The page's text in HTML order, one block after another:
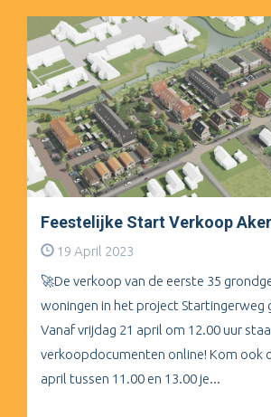
Feestelijke Start Verkoop
19 April 2023
🚀De verkoop van de eerste 35
woningen in het project Startingerweg
Vanaf vrijdag 21 april om 12.00 uur
verkoopdocumenten online! Kom ook
april tussen 11.00 en 13.00 je...